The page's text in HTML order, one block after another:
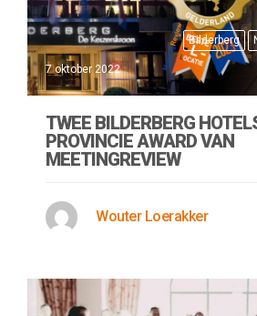
Bilderberg
7 oktober 2022
TWEE BILDERBERG
PROVINCIE AWARD VAN
MEETINGREVIEW
Wouter Loerakker